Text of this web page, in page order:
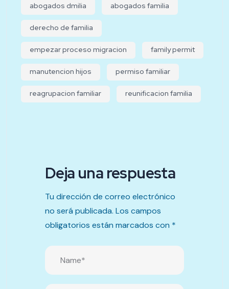
abogados dmilia abogados familia
derecho de familia
empezar proceso migracion family permit
manutencion hijos permiso familiar
reagrupacion familiar reunificacion familia
Deja una respuesta
Tu dirección de correo electrónico
no será publicada. Los campos
obligatorios están marcados con *